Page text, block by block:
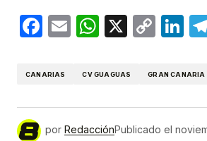
Facebook
Email X
CANARIAS CV GUAGUAS GRAN CANARIA
por RedacciónPublicado el